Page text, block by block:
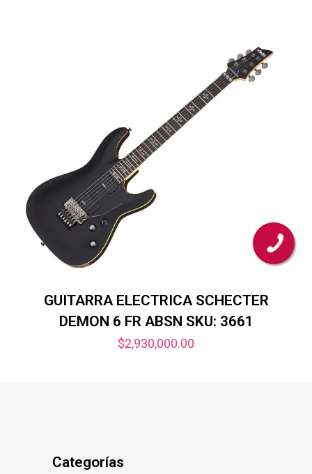
GUITARRA ELECTRICA SCHECTER
DEMON 6 FR ABSN SKU: 3661
$2,930,000.00
Categorías